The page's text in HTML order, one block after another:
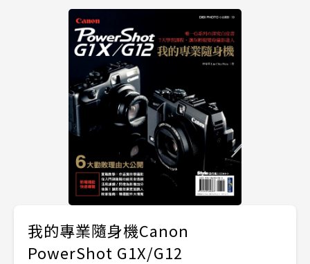
【公告】因 Readmoo 讀墨系統維護中，本站同步暫
停部分閱讀服務
我的專業隨身機Canon
PowerShot G1X/G12